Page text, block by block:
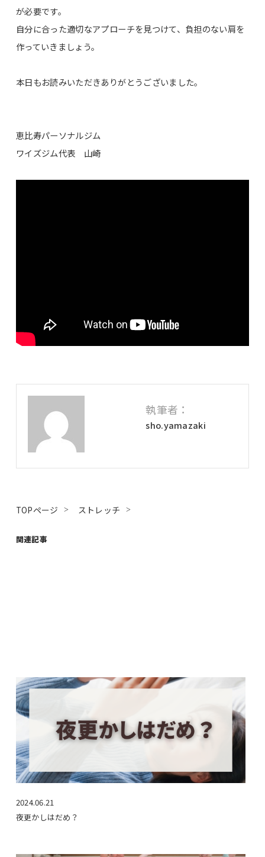
が必要です。
自分に合った適切なアプローチを見つけて、負担のない肩を
作っていきましょう。
本日もお読みいただきありがとうございました。
恵比寿パーソナルジム
ワイズジム代表 山崎
執筆者：
sho.yamazaki
TOPページ ストレッチ
関連記事
2024.06.21
夜更かしはだめ？